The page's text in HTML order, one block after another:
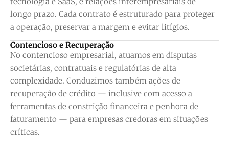
longo prazo. Cada contrato é estruturado para proteger
a operação, preservar a margem e evitar litígios.
Contencioso e Recuperação
No contencioso empresarial, atuamos em disputas
societárias, contratuais e regulatórias de alta
complexidade. Conduzimos também ações de
recuperação de crédito — inclusive com acesso a
ferramentas de constrição financeira e penhora de
faturamento — para empresas credoras em situações
críticas.